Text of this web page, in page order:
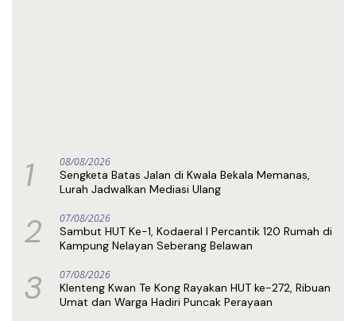
1 08/08/2026
Sengketa Batas Jalan di Kwala Bekala Memanas,
Lurah Jadwalkan Mediasi Ulang
2 07/08/2026
Sambut HUT Ke-1, Kodaeral I Percantik 120 Rumah di
Kampung Nelayan Seberang Belawan
3 07/08/2026
Klenteng Kwan Te Kong Rayakan HUT ke-272, Ribuan
Umat dan Warga Hadiri Puncak Perayaan